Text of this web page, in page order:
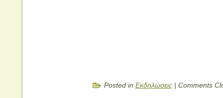
Posted in Εκδηλώσεις | Comments